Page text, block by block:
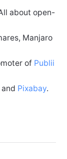
about open-
Manjaro
of Publii
Pixabay.